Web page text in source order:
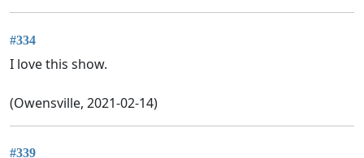
#334
I love this show.
(Owensville, 2021-02-14)
#339